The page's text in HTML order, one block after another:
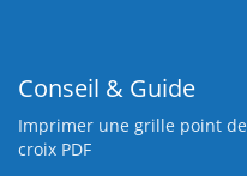
Conseil & Guide
Imprimer une grille point de
croix PDF